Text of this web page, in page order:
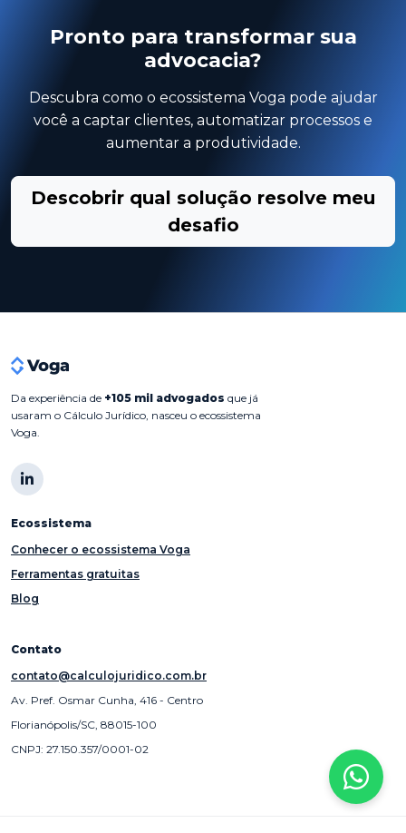
Pronto para transformar sua
advocacia?
Descubra como o ecossistema Voga pode ajudar
você a captar clientes, automatizar processos e
aumentar a produtividade.
Descobrir qual solução resolve meu
desafio
Da experiência de +105 mil advogados que já
usaram o Cálculo Jurídico, nasceu o ecossistema
Voga.
Ecossistema
Conhecer o ecossistema Voga
Ferramentas gratuitas
Blog
Contato
contato@calculojuridico.com.br
Av. Pref. Osmar Cunha, 416 - Centro
Florianópolis/SC, 88015-100
CNPJ: 27.150.357/0001-02